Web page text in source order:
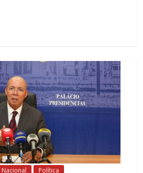
Nacional Política